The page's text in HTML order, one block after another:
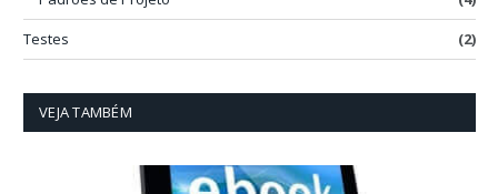
Testes
(2)
VEJA TAMBÉM